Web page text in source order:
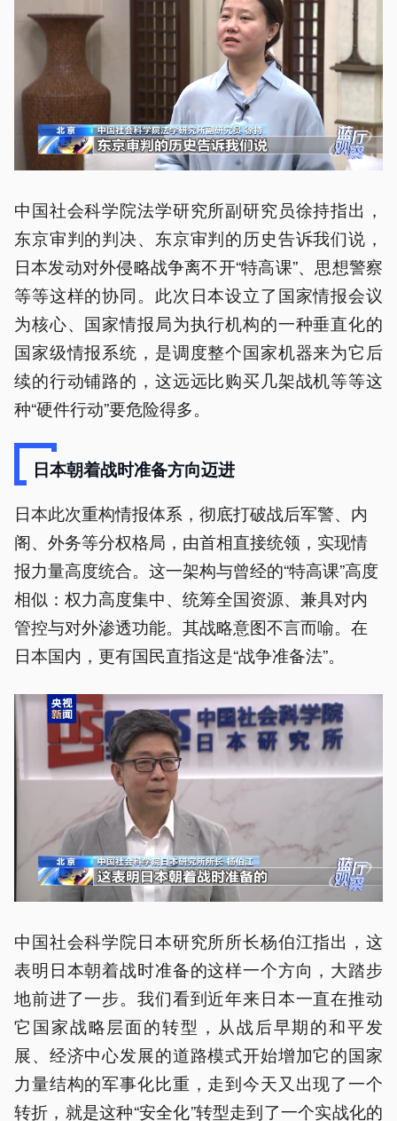
中国社会科学院法学研究所副研究员徐持指出，
东京审判的判决、东京审判的历史告诉我们说，
日本发动对外侵略战争离不开“特高课”、思想警察
等等这样的协同。此次日本设立了国家情报会议
为核心、国家情报局为执行机构的一种垂直化的
国家级情报系统，是调度整个国家机器来为它后
续的行动铺路的，这远远比购买几架战机等等这
种“硬件行动”要危险得多。
日本朝着战时准备方向迈进
日本此次重构情报体系，彻底打破战后军警、内
阁、外务等分权格局，由首相直接统领，实现情
报力量高度统合。这一架构与曾经的“特高课”高度
相似：权力高度集中、统筹全国资源、兼具对内
管控与对外渗透功能。其战略意图不言而喻。在
日本国内，更有国民直指这是“战争准备法”。
中国社会科学院日本研究所所长杨伯江指出，这
表明日本朝着战时准备的这样一个方向，大踏步
地前进了一步。我们看到近年来日本一直在推动
它国家战略层面的转型，从战后早期的和平发
展、经济中心发展的道路模式开始增加它的国家
力量结构的军事化比重，走到今天又出现了一个
转折，就是这种“安全化”转型走到了一个实战化的